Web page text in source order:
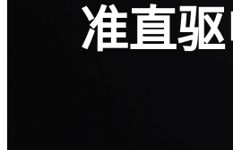
准直